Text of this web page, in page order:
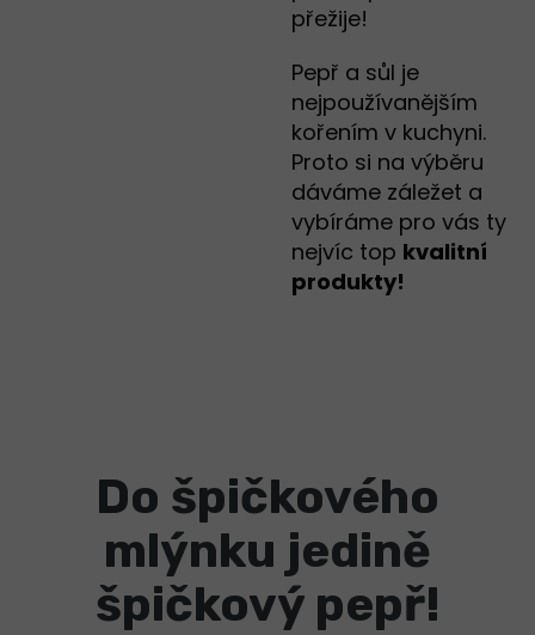
přežije!
Pepř a sůl je
nejpoužívanějším
kořením v kuchyni.
Proto si na výběru
dáváme záležet a
vybíráme pro vás ty
nejvíc top kvalitní
produkty!
Do špičkového
mlýnku jedině
špičkový pepř!